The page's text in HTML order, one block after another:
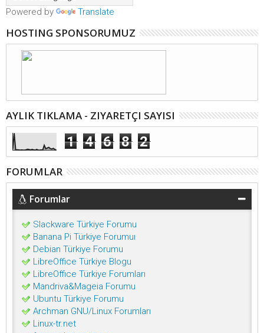
Powered by Translate
HOSTING SPONSORUMUZ
AYLIK TIKLAMA - ZIYARETÇI SAYISI
1 4 6 8 2
FORUMLAR
Forumlar
Slackware Türkiye Forumu
Banana Pi Türkiye Forumuı
Debian Türkiye Forumu
LibreOffice Türkiye Blogu
LibreOffice Türkiye Forumları
Mandriva&Mageia Forumu
Ubuntu Türkiye Forumu
Archman GNU/Linux Forumları
Linux-tr.net